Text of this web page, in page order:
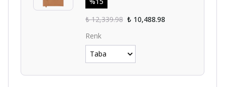
₺ 12,339.98 ₺ 10,488.98
Renk